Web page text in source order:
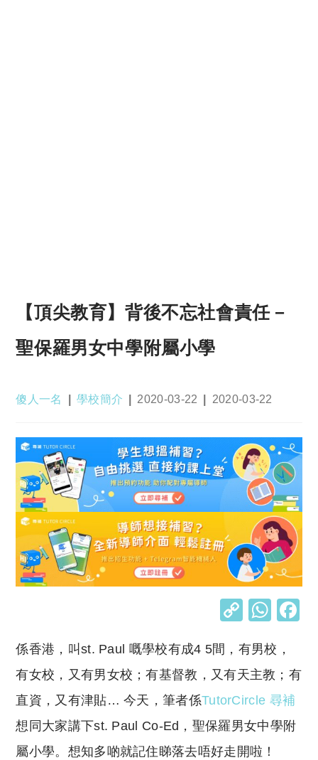
【頂尖教育】背後不忘社會責任－
聖保羅男女中學附屬小學
Post
傻人一名
Post
學校簡介
Post
2020-03-22
Post
2020-03-22
C
p
y
Li
n
k
W
at
s
A
p
係香港，叫st. Paul 嘅學校有成4 5間，有男校，
有女校，又有男女校；有基督教，又有天主教；有
直資，又有津貼… 今天，筆者係TutorCircle 尋補
想同大家講下st. Paul Co-Ed，聖保羅男女中學附
屬小學。想知多啲就記住睇落去唔好走開啦！